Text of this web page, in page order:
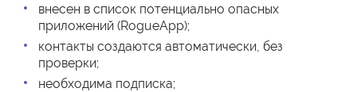
внесен в список потенциально опасных
приложений (RogueApp);
контакты создаются автоматически, без
проверки;
необходима подписка;